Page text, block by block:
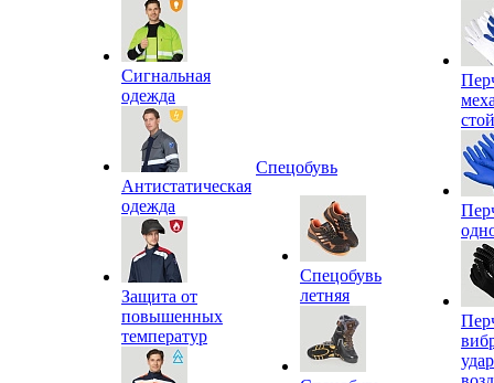
Сигнальная
одежда
Антистатическая
одежда
Защита от
повышенных
температур
Спецобувь
Спецобувь
летняя